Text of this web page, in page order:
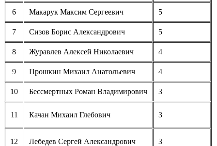
6 Макарук Максим Сергеевич 5
7 Сизов Борис Александрович 5
8 Журавлев Алексей Николаевич 4
9 Прошкин Михаил Анатольевич 4
10 Бессмертных Роман Владимирович 3
11 Качан Михаил Глебович 3
12 Лебедев Сергей Александрович 3